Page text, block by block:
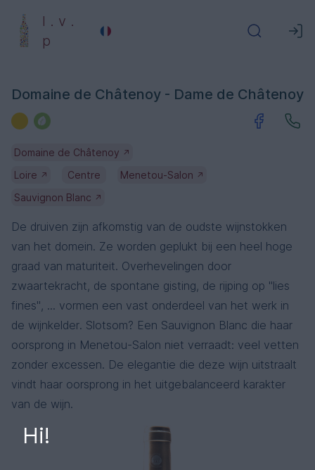
l . v .
p
Domaine de Châtenoy - Dame de Châtenoy
Domaine de Châtenoy ↗
Loire ↗ Centre Menetou-Salon ↗
Sauvignon Blanc ↗
De druiven zijn afkomstig van de oudste wijnstokken
van het domein. Ze worden geplukt bij een heel hoge
graad van maturiteit. Overhevelingen door
zwaartekracht, de spontane gisting, de rijping op "lies
fines", ... vormen een vast onderdeel van het werk in
de wijnkelder. Slotsom? Een Sauvignon Blanc die haar
oorsprong in Menetou-Salon niet verraadt: veel vetten
zonder excessen. De elegantie die deze wijn uitstraalt
vindt haar oorsprong in het uitgebalanceerd karakter
van de wijn.
Hi!